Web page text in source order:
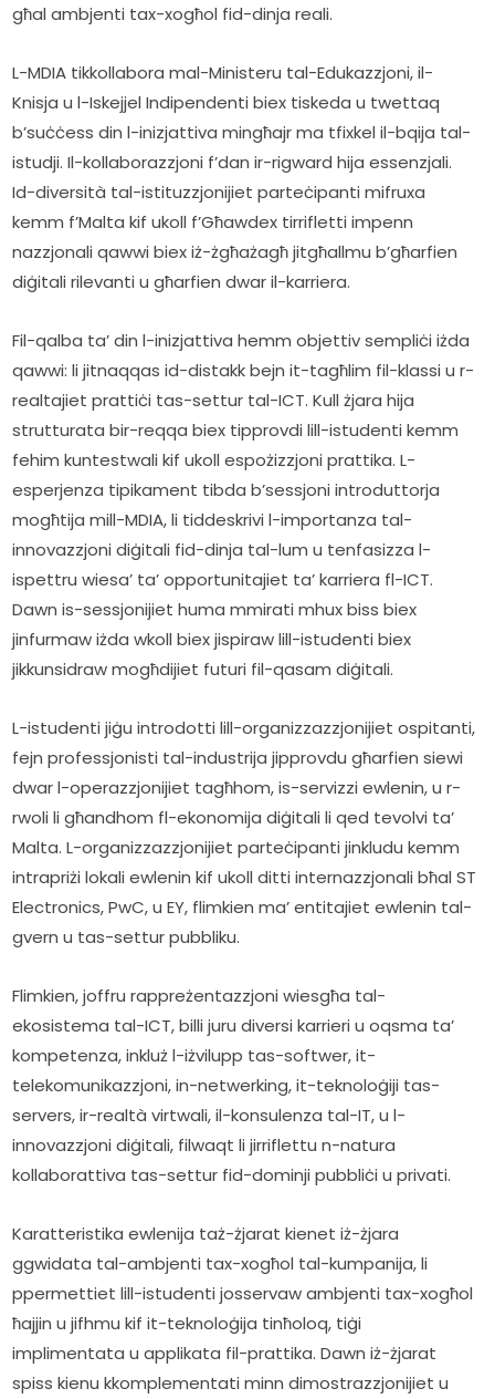
għal ambjenti tax-xogħol fid-dinja reali.
L-MDIA tikkollabora mal-Ministeru tal-Edukazzjoni, il-
Knisja u l-Iskejjel Indipendenti biex tiskeda u twettaq
b’suċċess din l-inizjattiva mingħajr ma tfixkel il-bqija tal-
istudji. Il-kollaborazzjoni f’dan ir-rigward hija essenzjali.
Id-diversità tal-istituzzjonijiet parteċipanti mifruxa
kemm f’Malta kif ukoll f’Għawdex tirrifletti impenn
nazzjonali qawwi biex iż-żgħażagħ jitgħallmu b’għarfien
diġitali rilevanti u għarfien dwar il-karriera.
Fil-qalba ta’ din l-inizjattiva hemm objettiv sempliċi iżda
qawwi: li jitnaqqas id-distakk bejn it-tagħlim fil-klassi u r-
realtajiet prattiċi tas-settur tal-ICT. Kull żjara hija
strutturata bir-reqqa biex tipprovdi lill-istudenti kemm
fehim kuntestwali kif ukoll espożizzjoni prattika. L-
esperjenza tipikament tibda b’sessjoni introduttorja
mogħtija mill-MDIA, li tiddeskrivi l-importanza tal-
innovazzjoni diġitali fid-dinja tal-lum u tenfasizza l-
ispettru wiesa’ ta’ opportunitajiet ta’ karriera fl-ICT.
Dawn is-sessjonijiet huma mmirati mhux biss biex
jinfurmaw iżda wkoll biex jispiraw lill-istudenti biex
jikkunsidraw mogħdijiet futuri fil-qasam diġitali.
L-istudenti jiġu introdotti lill-organizzazzjonijiet ospitanti,
fejn professjonisti tal-industrija jipprovdu għarfien siewi
dwar l-operazzjonijiet tagħhom, is-servizzi ewlenin, u r-
rwoli li għandhom fl-ekonomija diġitali li qed tevolvi ta’
Malta. L-organizzazzjonijiet parteċipanti jinkludu kemm
intrapriżi lokali ewlenin kif ukoll ditti internazzjonali bħal ST
Electronics, PwC, u EY, flimkien ma’ entitajiet ewlenin tal-
gvern u tas-settur pubbliku.
Flimkien, joffru rappreżentazzjoni wiesgħa tal-
ekosistema tal-ICT, billi juru diversi karrieri u oqsma ta’
kompetenza, inkluż l-iżvilupp tas-softwer, it-
telekomunikazzjoni, in-netwerking, it-teknoloġiji tas-
servers, ir-realtà virtwali, il-konsulenza tal-IT, u l-
innovazzjoni diġitali, filwaqt li jirriflettu n-natura
kollaborattiva tas-settur fid-dominji pubbliċi u privati.
Karatteristika ewlenija taż-żjarat kienet iż-żjara
ggwidata tal-ambjenti tax-xogħol tal-kumpanija, li
ppermettiet lill-istudenti josservaw ambjenti tax-xogħol
ħajjin u jifhmu kif it-teknoloġija tinħoloq, tiġi
implimentata u applikata fil-prattika. Dawn iż-żjarat
spiss kienu kkomplementati minn dimostrazzjonijiet u